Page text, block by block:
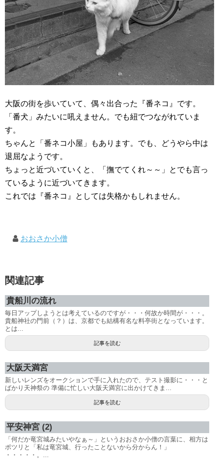
大阪の街を歩いていて、偶々出合った『番ネコ』です。
「番犬」みたいに吼えません。でも紐でつながれていま
す。
ちゃんと「番ネコ小屋」もあります。でも、どうやら中は
退屈なようです。
ちょっと近づいていくと、「撫でてくれ～～」とでも言っ
ているように近づいてきます。
これでは『番ネコ』としては失格かもしれません。
おおさか小僧
関連記事
貴船川の流れ
毎日アップしようとは考えているのですが・・・何故か時間が・・・。
貴船神社の門前（？）は、京都でも結構有名な料亭街となっています。
とは...
記事を読む
大阪天満宮
新しいレンズをオークションで手に入れたので、テスト撮影に・・・と
ばかり天神祭の 準備に忙しい大阪天満宮に出かけてきま...
記事を読む
平安神宮 (2)
「何だか竜宮城みたいやなぁ～」というおおさか小僧の言葉に、相方は
ポツリと「私は竜宮城、行ったことないから分からん！」
・・・・・。...